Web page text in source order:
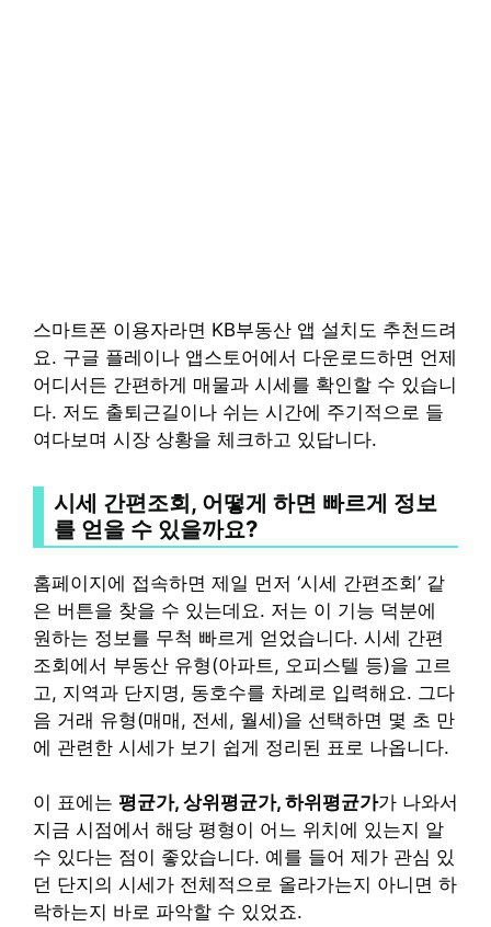
스마트폰 이용자라면 KB부동산 앱 설치도 추천드려
요. 구글 플레이나 앱스토어에서 다운로드하면 언제
어디서든 간편하게 매물과 시세를 확인할 수 있습니
다. 저도 출퇴근길이나 쉬는 시간에 주기적으로 들
여다보며 시장 상황을 체크하고 있답니다.
시세 간편조회, 어떻게 하면 빠르게 정보
를 얻을 수 있을까요?
홈페이지에 접속하면 제일 먼저 ‘시세 간편조회’ 같
은 버튼을 찾을 수 있는데요. 저는 이 기능 덕분에
원하는 정보를 무척 빠르게 얻었습니다. 시세 간편
조회에서 부동산 유형(아파트, 오피스텔 등)을 고르
고, 지역과 단지명, 동호수를 차례로 입력해요. 그다
음 거래 유형(매매, 전세, 월세)을 선택하면 몇 초 만
에 관련한 시세가 보기 쉽게 정리된 표로 나옵니다.
이 표에는 평균가, 상위평균가, 하위평균가가 나와서
지금 시점에서 해당 평형이 어느 위치에 있는지 알
수 있다는 점이 좋았습니다. 예를 들어 제가 관심 있
던 단지의 시세가 전체적으로 올라가는지 아니면 하
락하는지 바로 파악할 수 있었죠.